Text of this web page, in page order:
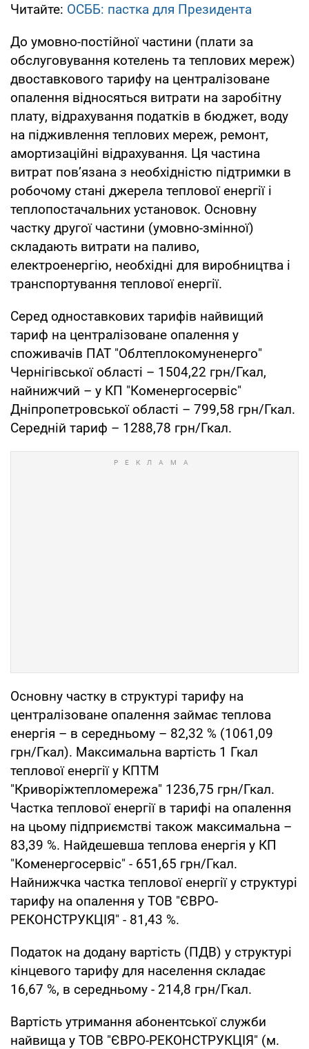
Читайте: ОСББ: пастка для Президента
До умовно-постійної частини (плати за
обслуговування котелень та теплових мереж)
двоставкового тарифу на централізоване
опалення відносяться витрати на заробітну
плату, відрахування податків в бюджет, воду
на підживлення теплових мереж, ремонт,
амортизаційні відрахування. Ця частина
витрат пов’язана з необхідністю підтримки в
робочому стані джерела теплової енергії і
теплопостачальних установок. Основну
частку другої частини (умовно-змінної)
складають витрати на паливо,
електроенергію, необхідні для виробництва і
транспортування теплової енергії.
Серед одноставкових тарифів найвищий
тариф на централізоване опалення у
споживачів ПАТ "Облтеплокомуненерго"
Чернігівської області – 1504,22 грн/Гкал,
найнижчий – у КП "Коменергосервіс"
Дніпропетровської області – 799,58 грн/Гкал.
Середній тариф – 1288,78 грн/Гкал.
Основну частку в структурі тарифу на
централізоване опалення займає теплова
енергія – в середньому – 82,32 % (1061,09
грн/Гкал). Максимальна вартість 1 Гкал
теплової енергії у КПТМ
"Криворіжтепломережа" 1236,75 грн/Гкал.
Частка теплової енергії в тарифі на опалення
на цьому підприємстві також максимальна –
83,39 %. Найдешевша теплова енергія у КП
"Коменергосервіс" - 651,65 грн/Гкал.
Найнижчка частка теплової енергії у структурі
тарифу на опалення у ТОВ "ЄВРО-
РЕКОНСТРУКЦІЯ" - 81,43 %.
Податок на додану вартість (ПДВ) у структурі
кінцевого тарифу для населення складає
16,67 %, в середньому - 214,8 грн/Гкал.
Вартість утримання абонентської служби
найвища у ТОВ "ЄВРО-РЕКОНСТРУКЦІЯ" (м.